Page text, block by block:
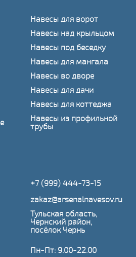
Навесы для ворот
Навесы над крыльцом
Навесы под беседку
Навесы для мангала
Навесы во дворе
Навесы для дачи
Навесы для коттеджа
Навесы из профильной
трубы
+7 (999) 444-73-15
zakaz@arsenalnavesov.ru
Тульская область,
Чернский район,
посёлок Чернь
Пн-Пт: 9.00-22.00